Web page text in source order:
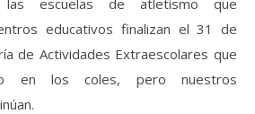
escuelas de atletismo que
educativos finalizan el 31 de
de Actividades Extraescolares que
en los coles, pero nuestros